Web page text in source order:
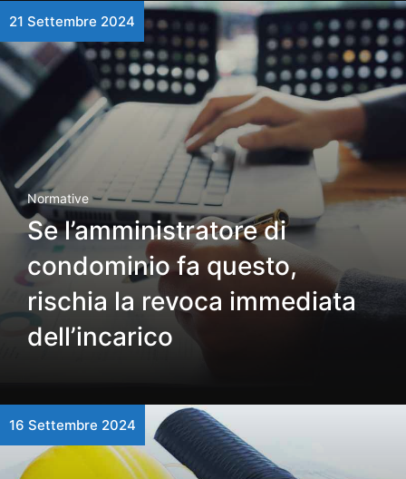
21 Settembre 2024
Normative
Se l’amministratore di
condominio fa questo,
rischia la revoca immediata
dell’incarico
16 Settembre 2024